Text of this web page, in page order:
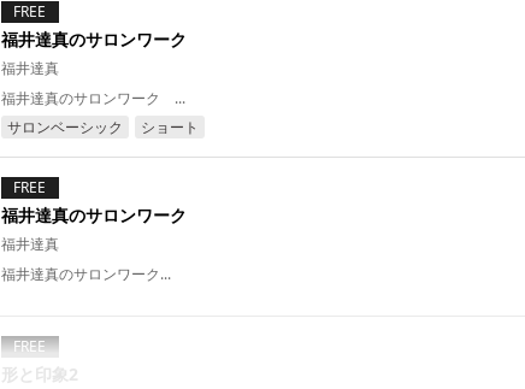
FREE
福井達真のサロンワーク
福井達真
福井達真のサロンワーク ...
サロンベーシック
ショート
FREE
福井達真のサロンワーク
福井達真
福井達真のサロンワーク...
FREE
形と印象2